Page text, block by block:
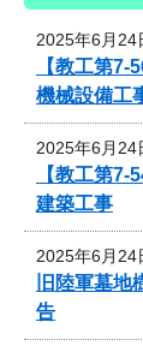
2025年6月24
【教工第
機械設備工
2025年6月24
【教工第
建築工事
2025年6月24
旧陸軍墓
告